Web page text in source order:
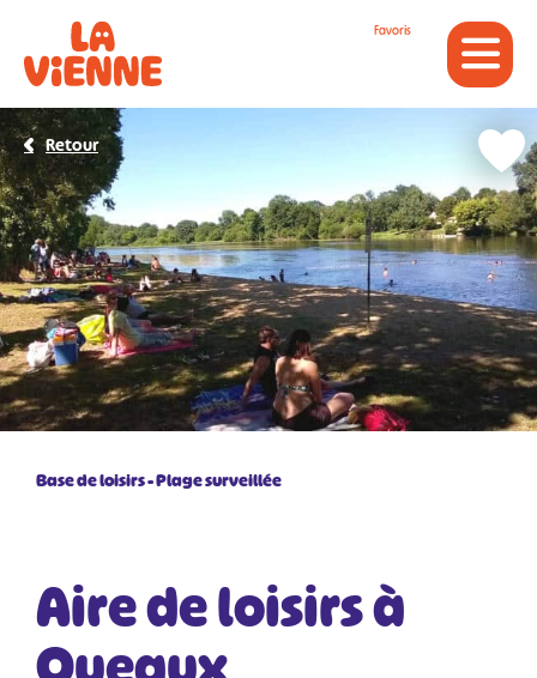
Favoris
Base de loisirs Plage surveillée
Aire de loisirs à
Retour